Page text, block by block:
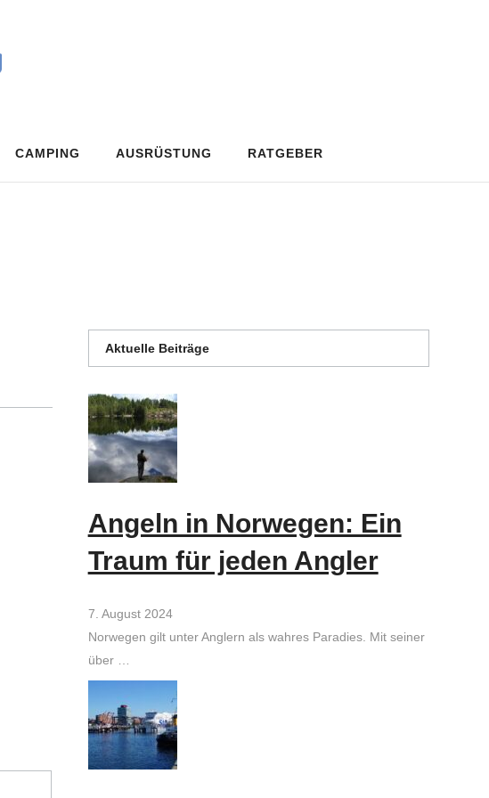
CAMPING AUSRÜSTUNG RATGEBER
Aktuelle Beiträge
Angeln in Norwegen: Ein
Traum für jeden Angler
7. August 2024
Norwegen gilt unter Anglern als wahres Paradies. Mit seiner
über …